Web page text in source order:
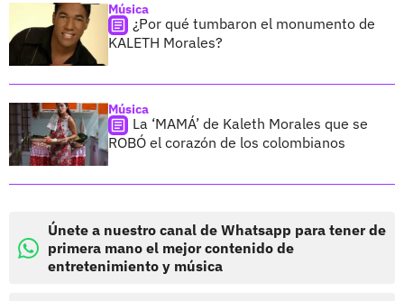
Música
¿Por qué tumbaron el monumento de
KALETH Morales?
Música
La ‘MAMÁ’ de Kaleth Morales que se
ROBÓ el corazón de los colombianos
Únete a nuestro canal de Whatsapp para tener de
primera mano el mejor contenido de
entretenimiento y música